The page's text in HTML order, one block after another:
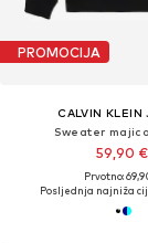
PROMOCIJA
CALVIN KLEIN
Sweater
59,90 €
Prvotno:
Posljednja najniža